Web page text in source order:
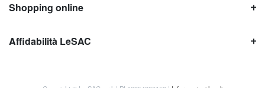
Shopping online
Affidabilità LeSAC